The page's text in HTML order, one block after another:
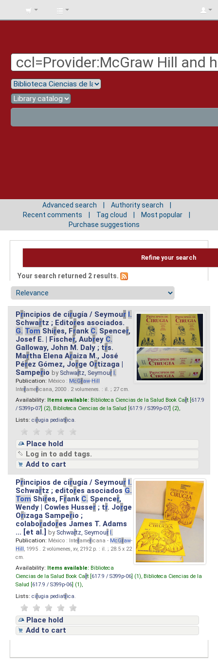
BIBLIOTECA
Advanced search
Authority search
Recent comments
Tag cloud
Most popular
Purchase suggestions
Refine your search
Your search returned 2 results.
Principios de cirugía / Seymour I.
Schwartz ; Editores asociados.
G. Tom Shires, Frank C. Spencer,
Josef E. | Fischer, Aubrey C.
Galloway, John M. Daly ; trs.
Martha Elena Araiza M., José
Pérez Gómez, Jorge Ortizaga |
Samperio by Schwartz, Seymour I.
Publication: México : McGraw-Hill
Interamericana, 2000 . 2 volumenes. : il. ; 27 cm.
Availability: Items available: Biblioteca Ciencias de la Salud Book Cart [ 617.9
/ S399p-07 ] (2), Biblioteca Ciencias de la Salud [ 617.9 / S399p-07 ] (2),
Lists: cirugia pediatrica
Place hold
Log in to add tags.
Add to cart
Principios de cirugía / Seymour I.
Schwartz ; editores asociados G.
Tom Shires, Frank C. Spencer,
Wendy | Cowles Husser ; tr. Jorge
Orizaga Samperio ;
colaboradores James T. Adams
... [et al.]by Schwartz, Seymour I.
Publication: México : Interamericana - McGraw-
Hill, 1995 . 2 volúmenes, xv, 2192 p. : il. ; 28.5 x 22
cm.
Availability: Items available: Biblioteca
Ciencias de la Salud Book Cart [ 617.9 / S399p-06 ] (1), Biblioteca Ciencias de la
Salud [ 617.9 / S399p-06 ] (1),
Lists: cirugia pediatrica
Place hold
Add to cart